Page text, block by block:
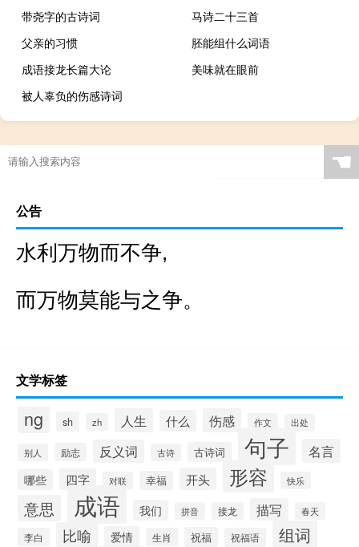
带尧字的古诗词
马诗二十三首
父亲的习惯
胚能组什么词语
成语接龙长篇大论
美味就在眼前
被人辜负的伤感诗词
☚
公告
水利万物而不争,
而万物莫能与之争。
文学标签
ng sh zh 人生 什么 伤感 作文 出处
别人 励志 反义词 古诗 古诗词 句子 名言
哪些 四字 对联 幸福 开头 形容 快乐
意思 成语 我们 拼音 接龙 描写 春天
李白 比喻 爱情 生肖 祝福 祝福语 组词